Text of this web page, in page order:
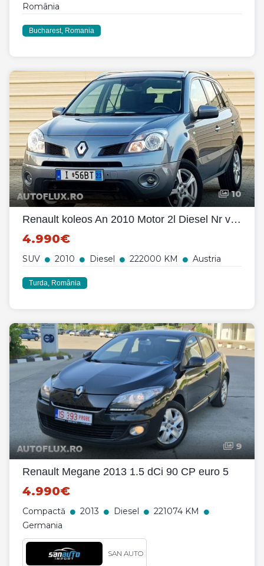
România
Bucharest, Romania
10
Renault koleos An 2010 Motor 2l Diesel Nr valabile
4.990€
SUV 2010 Diesel 222000 KM Austria
Turda, România
9
Renault Megane 2013 1.5 dCi 90 CP euro 5
4.990€
Compactă 2013 Diesel
221074 KM
Germania
SAN AUTO